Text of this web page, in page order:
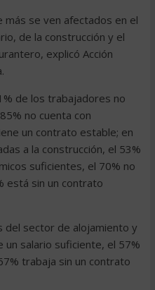
más se ven afectados en el
de la construcción y el
explicó Acción
de los trabajadores no
no cuenta con
un contrato estable; en
a la construcción, el 53%
suficientes, el 70% no
está sin un contrato
del sector de alojamiento y
salario suficiente, el 57%
trabaja sin un contrato